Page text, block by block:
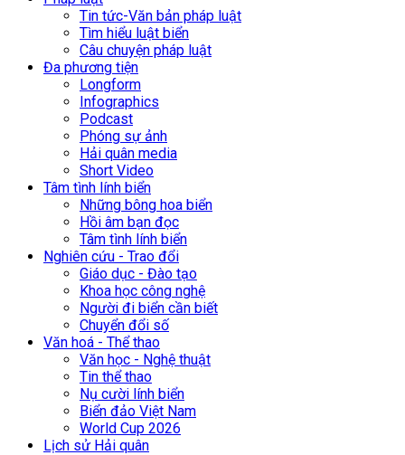
Tin tức-Văn bản pháp luật
Tìm hiểu luật biển
Câu chuyện pháp luật
Đa phương tiện
Longform
Infographics
Podcast
Phóng sự ảnh
Hải quân media
Short Video
Tâm tình lính biển
Những bông hoa biển
Hồi âm bạn đọc
Tâm tình lính biển
Nghiên cứu - Trao đổi
Giáo dục - Đào tạo
Khoa học công nghệ
Người đi biển cần biết
Chuyển đổi số
Văn hoá - Thể thao
Văn học - Nghệ thuật
Tin thể thao
Nụ cười lính biển
Biển đảo Việt Nam
World Cup 2026
Lịch sử Hải quân